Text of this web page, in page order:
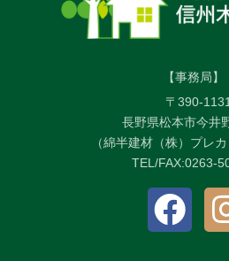
【事務局】
〒390-
長野県松本市今井
（綿半建材（株）プレ
TEL/FAX:0263-